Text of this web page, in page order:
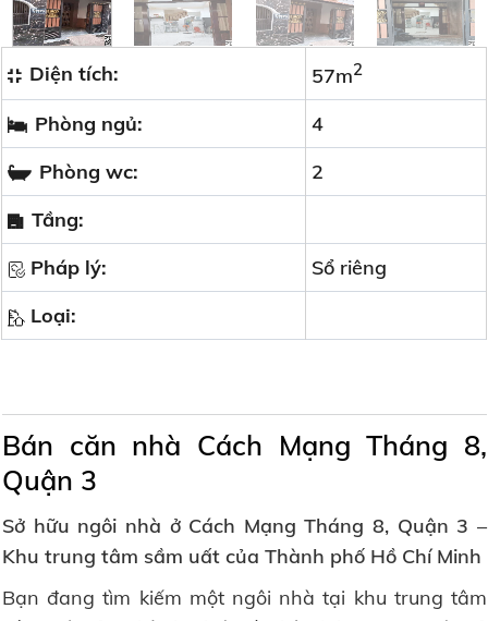
Diện tích: 57m2
Phòng ngủ:
4
Phòng wc:
2
Tầng:
Pháp lý:
Sổ riêng
Loại:
Bán căn nhà Cách Mạng Tháng 8,
Quận 3
Sở hữu ngôi nhà ở Cách Mạng Tháng 8, Quận 3 –
Khu trung tâm sầm uất của Thành phố Hồ Chí Minh
Bạn đang tìm kiếm một ngôi nhà tại khu trung tâm